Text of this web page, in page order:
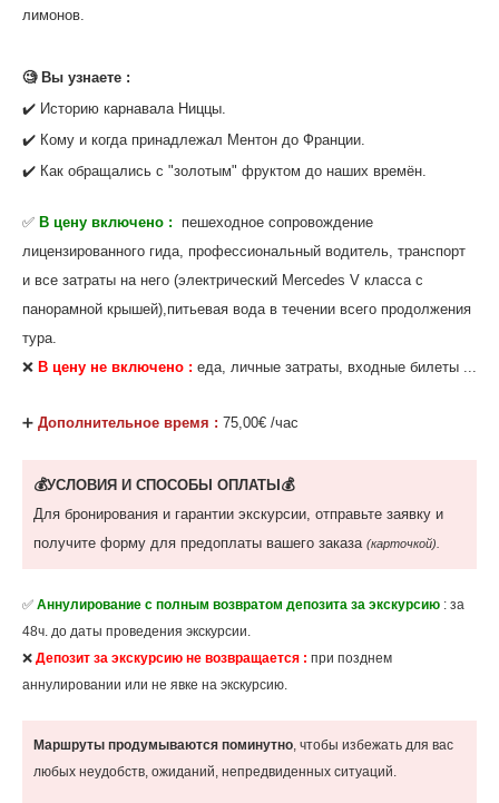
лимонов.
‌🧐 Вы узнаете :
✔️ Историю карнавала Ниццы.
‌✔️ Кому и когда принадлежал Ментон до Франции.
‌✔️ Как обращались с "золотым" фруктом до наших времён.
✅ В цену включено :
пешеходное сопровождение
лицензированного гида, профессиональный водитель, транспорт
и все затраты на него (электрический Mercedes V класса с
панорамной крышей),питьевая вода в течении всего продолжения
тура.
❌ В цену не включено : еда, личные затраты, входные билеты ...
‌➕ Дополнительное время : 75,00€ /час
💰УСЛОВИЯ И СПОСОБЫ ОПЛАТЫ💰
Для бронирования и гарантии экскурсии, отправьте заявку и
получите форму для предоплаты вашего заказа (карточкой).
✅ Аннулирование с полным возвратом депозита за экскурсию : за
48ч. до даты проведения экскурсии.
❌ Депозит за экскурсию не возвращается : при позднем
аннулировании или не явке на экскурсию.
Маршруты продумываются поминутно, чтобы избежать для вас
любых неудобств, ожиданий, непредвиденных ситуаций.